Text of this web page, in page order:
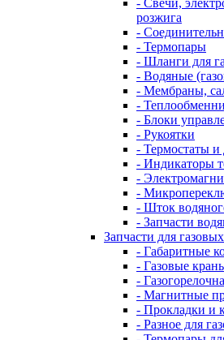
- Свечи,
розжига
-
- Термопары
- Шланги для
- Водяные
- Мембраны,
-
- Блоки
- Рукоятки
- Термостаты и
- Индикаторы
-
-
- Шток
- Запчасти
Запчасти для
- Габаритные
- Газовые
-
- Магнитные
- Прокладки и
- Разное для